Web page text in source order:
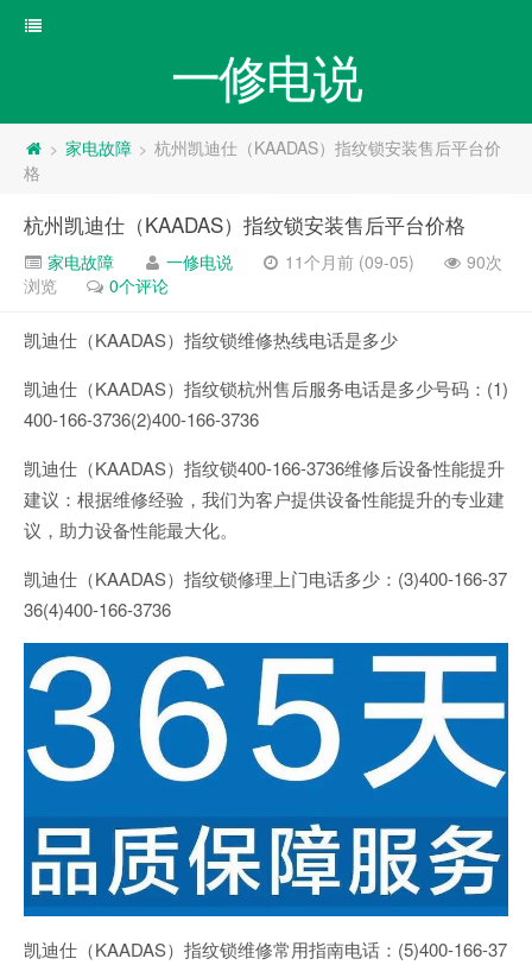
一修电说
> 家电故障 > 杭州凯迪仕（KAADAS）指纹锁安装售后平台价
格
杭州凯迪仕（KAADAS）指纹锁安装售后平台价格
家电故障 一修电说 11个月前 (09-05)
90次
浏览
0个评论
凯迪仕（KAADAS）指纹锁维修热线电话是多少
凯迪仕（KAADAS）指纹锁杭州售后服务电话是多少号码：(1)
400-166-3736(2)400-166-3736
凯迪仕（KAADAS）指纹锁400-166-3736维修后设备性能提升
建议：根据维修经验，我们为客户提供设备性能提升的专业建
议，助力设备性能最大化。
凯迪仕（KAADAS）指纹锁修理上门电话多少：(3)400-166-37
36(4)400-166-3736
凯迪仕（KAADAS）指纹锁维修常用指南电话：(5)400-166-37